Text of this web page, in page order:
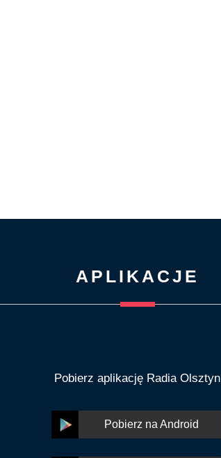
APLIKACJE
Pobierz aplikację Radia Olsztyn
Pobierz na Android